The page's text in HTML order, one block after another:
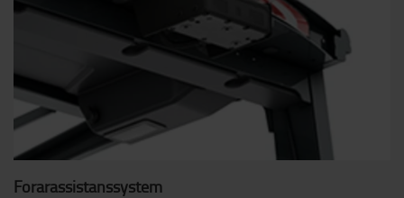
Förarassistanssystem